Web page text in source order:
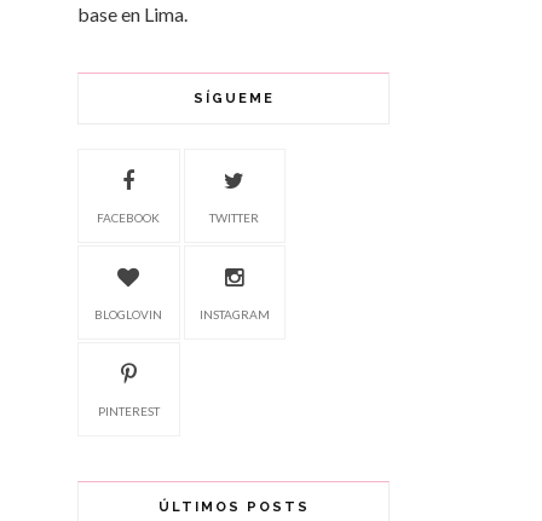
base en Lima.
SÍGUEME
FACEBOOK TWITTER
BLOGLOVIN INSTAGRAM
PINTEREST
ÚLTIMOS POSTS